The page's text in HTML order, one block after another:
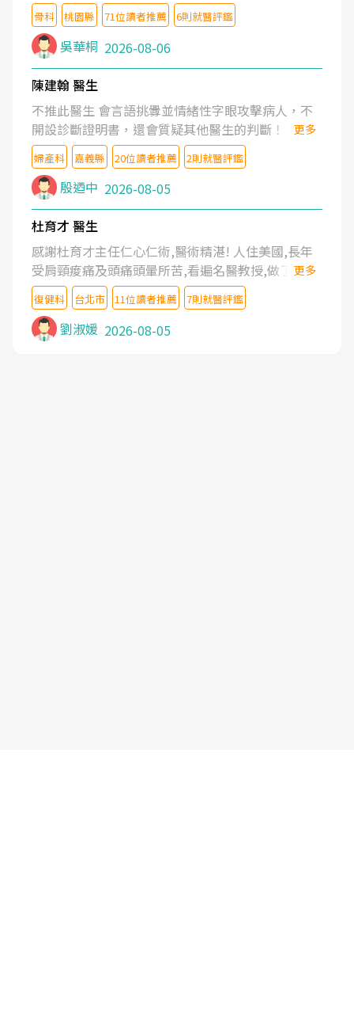
骨科 桃園縣 71位讀者推薦 6則就醫評鑑
吳華桐 2026-08-06
陳建翰 醫生
不推此醫生 會言語挑釁並情緒性字眼攻擊病人，不
開設診斷證明書，還會質疑其他醫生的判斷！
更多
婦產科 嘉義縣 20位讀者推薦 2則就醫評鑑
殷迺中 2026-08-05
杜育才 醫生
感謝杜育才主任仁心仁術,醫術精湛! 人住美國,長年
受肩頸痠痛及頭痛頭暈所苦,看遍名醫教授,做了各種
檢查,也嘗試過西醫打針,中醫針灸及物理徒手治療都
沒有用,後來連吃到嗎啡類止痛藥都效果有限,只是壓
症狀,沒多久就痛起來,多年失眠嚴重影響生活品質.
台灣親友介紹忠孝醫院杜育才主任是頸頭症候群專
更多
復健科 台北市 11位讀者推薦 7則就醫評鑑
劉淑媛 2026-08-05